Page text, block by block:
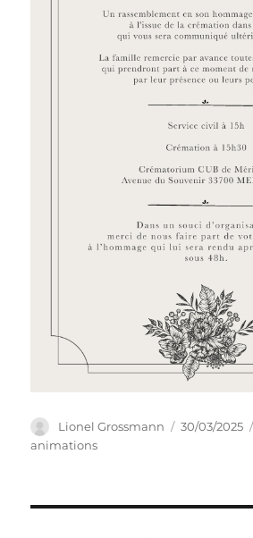
Auteur
Lionel Grossmann
Publié
30/03/2025
animations